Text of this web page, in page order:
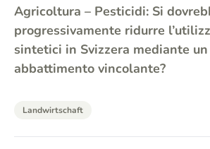
Agricoltura – Pesticidi: Si
progressivamente ridurre
sintetici in Svizzera mediante
abbattimento vincolante?
Landwirtschaft